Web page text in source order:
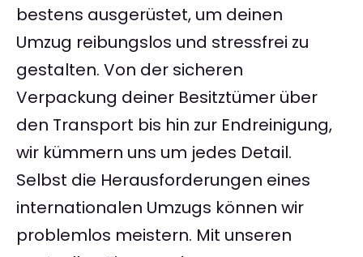
bestens ausgerüstet, um deinen
Umzug reibungslos und stressfrei zu
gestalten. Von der sicheren
Verpackung deiner Besitztümer über
den Transport bis hin zur Endreinigung,
wir kümmern uns um jedes Detail.
Selbst die Herausforderungen eines
internationalen Umzugs können wir
problemlos meistern. Mit unseren